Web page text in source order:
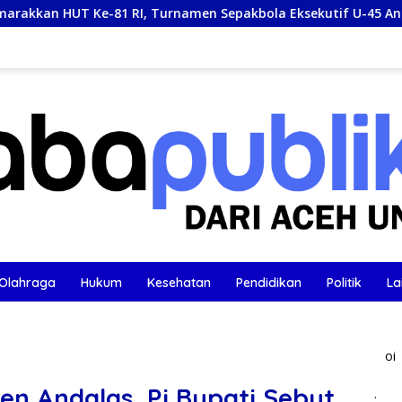
RI, Turnamen Sepakbola Eksekutif U-45 Antar Kecamatan Se-
Hukum Kesehatan Pendidikan Politik
oi
.